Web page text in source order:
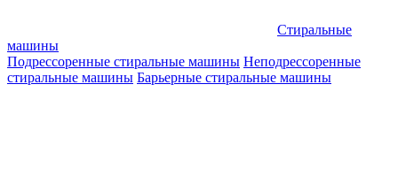
Стиральные
машины
Подрессоренные стиральные машины Неподрессоренные
стиральные машины Барьерные стиральные машины